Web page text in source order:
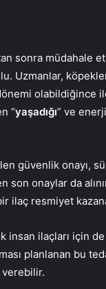
sonra müdahale
Uzmanlar,
olabildiğince
“yaşadığı” ve
güvenlik onayı,
son onaylar da
ilaç resmiyet
insan ilaçları için
planlanan bu
verebilir.